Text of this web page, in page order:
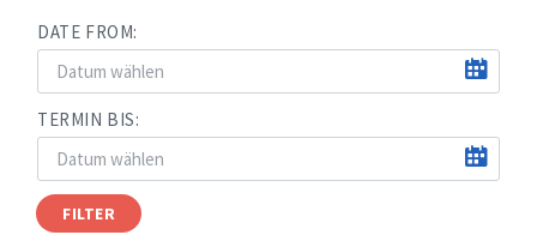
DATE FROM:
TERMIN BIS:
FILTER